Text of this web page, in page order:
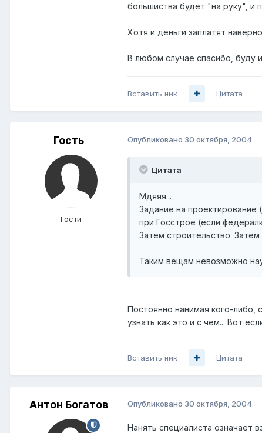
большиства будет "на руку", и
Хотя и деньги заплатят
В любом случае спасибо, буду
Вставить ник Цитата
Гость
Гости
Опубликовано 30 октября, 2004
Цитата
Мдяяя...
Задание на проектирование
при Госстрое (если
Затем строительство.
Таким вещам невозможно
Постоянно нанимая кого-либо,
узнать как это и с чем... Вот
Вставить ник Цитата
Антон Богатов Опубликовано 30 октября, 2004
Нанять специалиста означает